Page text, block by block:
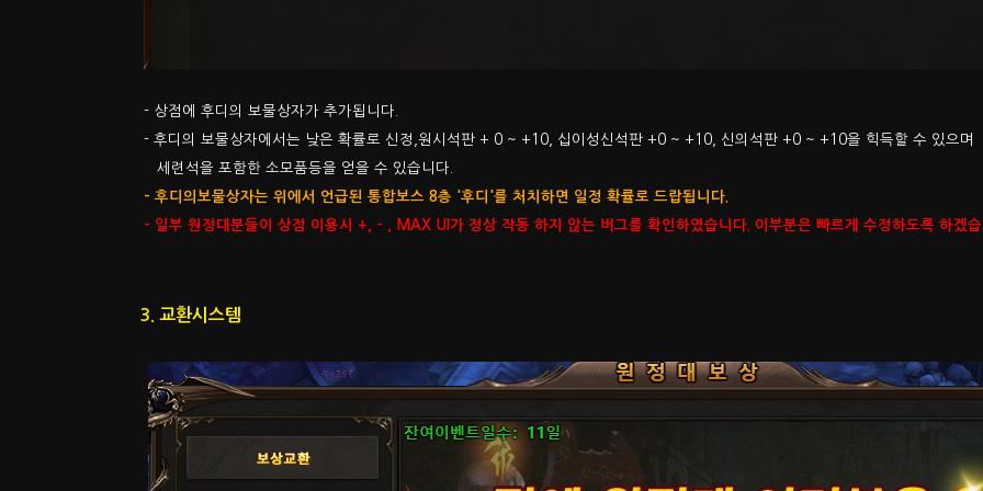
- 상점에 후디의 보물상자가 추가됩니다.
- 후디의 보물상자에서는 낮은 확률로 신정,원시석판 + 0 ~ +10, 십이성신석판 +0 ~ +10, 신의석판 +0 ~ +10을 힉득할 수 있으며
세련석을 포함한 소모품등을 얻을 수 있습니다.
- 후디의보물상자는 위에서 언급된 통합보스 8층 '후디'를 처치하면 일정 확률로 드랍됩니다.
- 일부 원정대분들이 상점 이용시 +, - , MAX UI가 정상 작동 하지 않는 버그를 확인하였습니다. 이부분은 빠르게 수정하도록 하겠
3. 교환시스템